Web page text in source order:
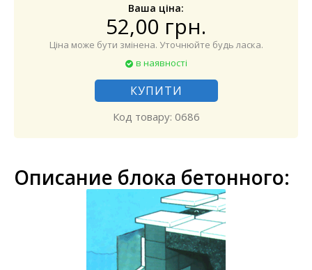
Ваша ціна:
52,00 грн.
Ціна може бути змінена. Уточнюйте будь ласка.
в наявності
КУПИТИ
Код товару: 0686
Описание блока бетонного: